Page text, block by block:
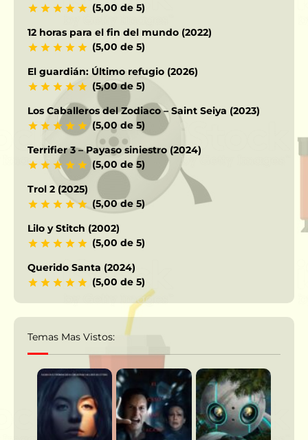
(5,00 de 5)
12 horas para el fin del mundo (2022)
(5,00 de 5)
El guardián: Último refugio (2026)
(5,00 de 5)
Los Caballeros del Zodiaco – Saint Seiya (2023)
(5,00 de 5)
Terrifier 3 – Payaso siniestro (2024)
(5,00 de 5)
Trol 2 (2025)
(5,00 de 5)
Lilo y Stitch (2002)
(5,00 de 5)
Querido Santa (2024)
(5,00 de 5)
Temas Mas Vistos: